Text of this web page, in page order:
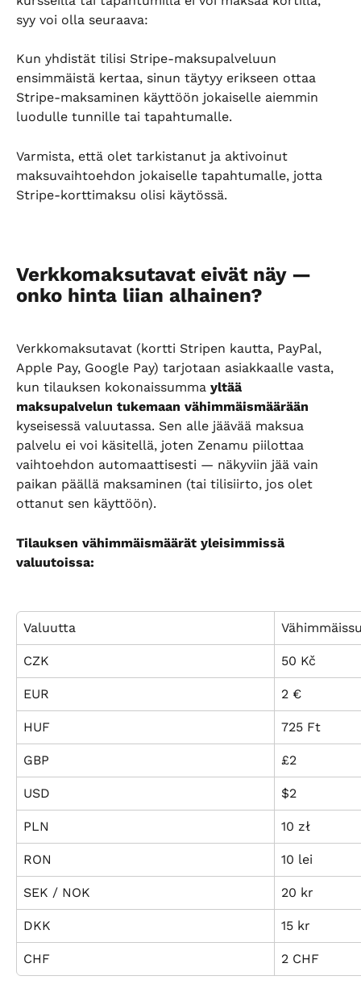
syy voi olla seuraava:
Kun yhdistät tilisi Stripe-maksupalveluun
ensimmäistä kertaa, sinun täytyy erikseen ottaa
Stripe-maksaminen käyttöön jokaiselle aiemmin
luodulle tunnille tai tapahtumalle.
Varmista, että olet tarkistanut ja aktivoinut
maksuvaihtoehdon jokaiselle tapahtumalle, jotta
Stripe-korttimaksu olisi käytössä.
Verkkomaksutavat eivät näy —
onko hinta liian alhainen?
Verkkomaksutavat (kortti Stripen kautta, PayPal,
Apple Pay, Google Pay) tarjotaan asiakkaalle vasta,
kun tilauksen kokonaissumma yltää
maksupalvelun tukemaan vähimmäismäärään
kyseisessä valuutassa. Sen alle jäävää maksua
palvelu ei voi käsitellä, joten Zenamu piilottaa
vaihtoehdon automaattisesti — näkyviin jää vain
paikan päällä maksaminen (tai tilisiirto, jos olet
ottanut sen käyttöön).
Tilauksen vähimmäismäärät yleisimmissä
valuutoissa:
Valuutta
CZK 50 Kč
EUR 2 €
HUF 725 Ft
GBP £2
USD $2
PLN 10 zł
RON 10 lei
SEK / NOK 20 kr
DKK 15 kr
CHF 2 CHF